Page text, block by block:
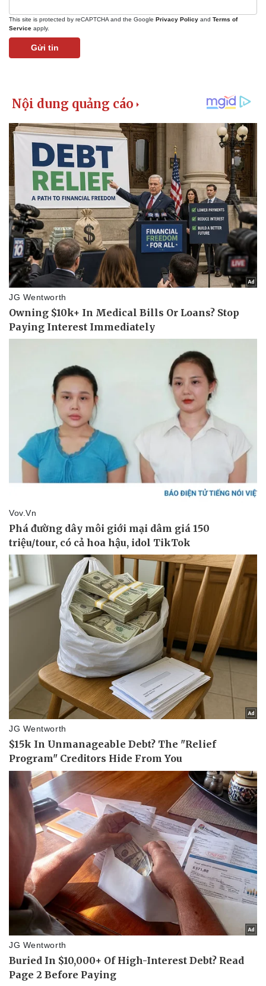
Bất động sản
Khởi nghiệp
Thị trường
Giá vàng
Tiêu dùng
Tỷ giá
Chứng khoán
This site is protected by reCAPTCHA and the Google Privacy Policy and Terms of
Service apply.
Gửi tin